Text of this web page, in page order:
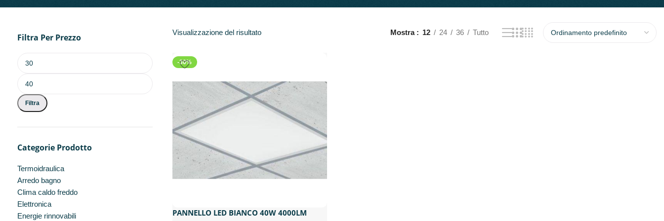
Filtra Per Prezzo
Filtra
Categorie Prodotto
Termoidraulica
Arredo bagno
Clima caldo freddo
Elettronica
Energie rinnovabili
Visualizzazione del risultato Mostra 12 24 36 Tutto
-30%
PANNELLO LED BIANCO 40W 4000LM